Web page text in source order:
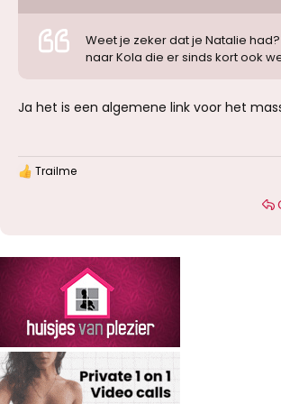
Of ik nog eens ga weet ik niet,
voor een snelle wip ;-)
Weet je zeker dat je Natalie
naar Kola die er sinds kort ook
Ja het is een algemene link voor het
W
e
:
Trailme